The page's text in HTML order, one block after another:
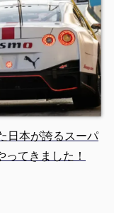
日本が誇るスーパ
ってきました！